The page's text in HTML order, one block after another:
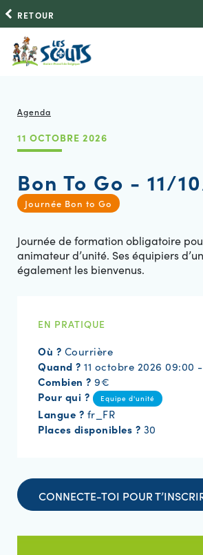
RETOUR
Agenda
11 OCTOBRE 2026
Bon To Go - 11/
Journée Bon to Go
Journée de formation obligatoire
animateur d’unité. Ses équipiers
également les bienvenus.
EN PRATIQUE
Où ? Courrière
Quand ? 11 octobre 2026 09:00 -
Combien ? 9€
Pour qui ? Equipe d'unité
Langue ? fr_FR
Places disponibles ? 30
CONNECTE-TOI POUR